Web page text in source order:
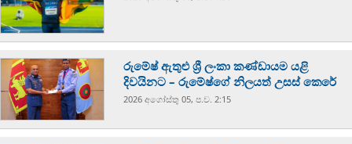
රුමේෂ් ඇතුළු ශ්‍රී ලංකා කණ්ඩායම යළි
දිවයිනට – රුමේෂ්ගේ නිලයත් උසස් කෙරේ
2026 අගෝස්‍තු 05, ප.ව. 2:15